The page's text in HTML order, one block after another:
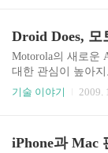
출한다는 소식이
익 하락은 유선부
자의 대거 이탈로
가입자가 3분기 동
라도 그렇지만 현
전환이나 아예 유
한 경우에는 요금
Motorola의 새로운
대한 관심이 높아
Android의 Google
라잡아 파트너를
기술 이야기 2009.